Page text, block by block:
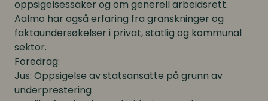
oppsigelsessaker og om generell arbeidsrett.
Aalmo har også erfaring fra granskninger og
faktaundersøkelser i privat, statlig og kommunal
sektor.
Foredrag:
Jus: Oppsigelse av statsansatte på grunn av
underprestering